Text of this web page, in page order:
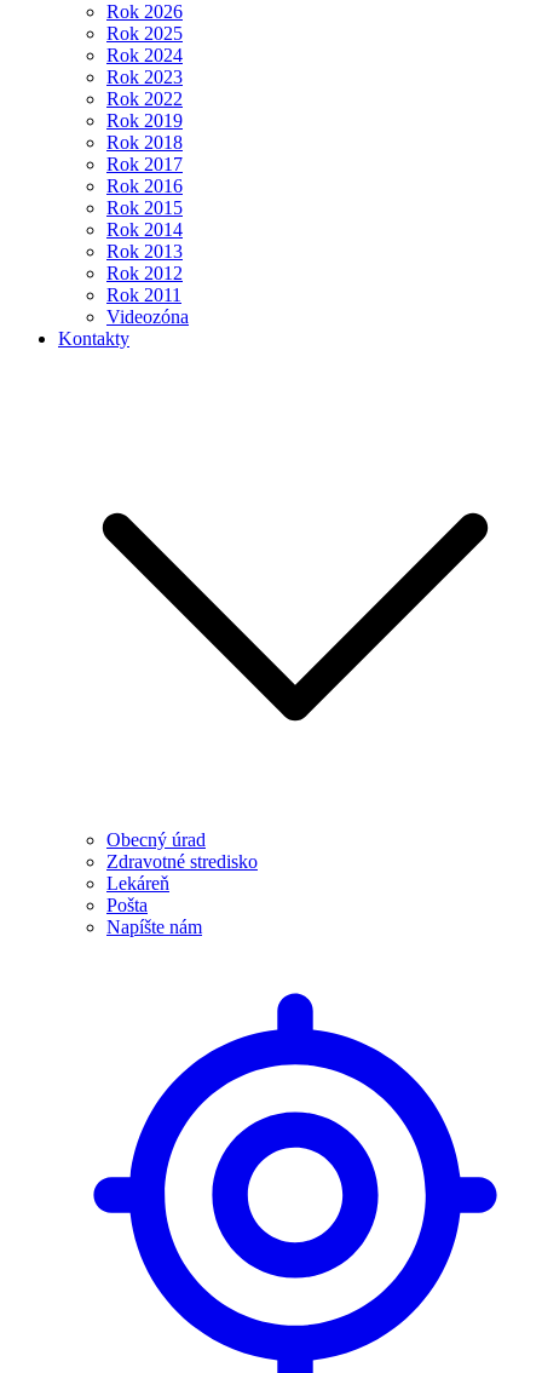
Rok 2026
Rok 2025
Rok 2024
Rok 2023
Rok 2022
Rok 2019
Rok 2018
Rok 2017
Rok 2016
Rok 2015
Rok 2014
Rok 2013
Rok 2012
Rok 2011
Videozóna
Kontakty
Obecný úrad
Zdravotné stredisko
Lekáreň
Pošta
Napíšte nám